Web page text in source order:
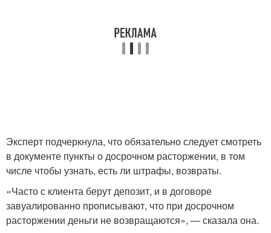
Эксперт подчеркнула, что обязательно следует смотреть
в документе пункты о досрочном расторжении, в том
числе чтобы узнать, есть ли штрафы, возвраты.
«Часто с клиента берут депозит, и в договоре
завуалированно прописывают, что при досрочном
расторжении деньги не возвращаются», — сказала она.